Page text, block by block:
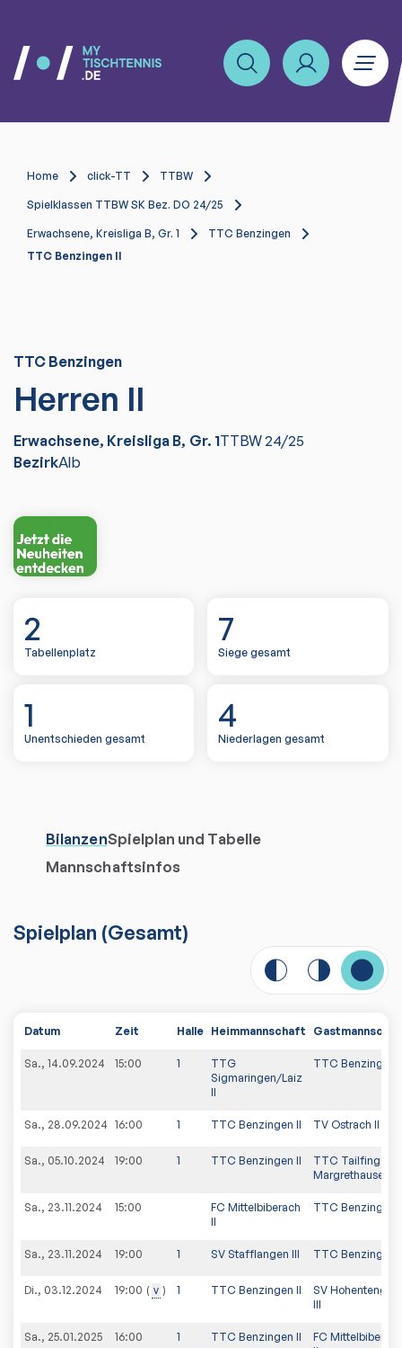
Home click-TT TTBW
Spielklassen TTBW SK Bez. DO 24/25
Erwachsene, Kreisliga B, Gr. 1
TTC Benzingen
TTC Benzingen II
TTC Benzingen
Herren II
Erwachsene, Kreisliga B, Gr. 1TTBW24/25
BezirkAlb
2
Tabellenplatz
7
Siege gesamt
1
Unentschieden gesamt
4
Niederlagen gesamt
BilanzenSpielplan und Tabelle
Mannschaftsinfos
Spielplan (Gesamt)
Datum Zeit Halle Heimmannschaft
Sa., 14.09.2024 15:00 1
TTG
Sigmaringen/Laiz
II
TTC Benzingen
Sa., 28.09.2024 16:00 1 TTC Benzingen II TV Ostrach II
Sa., 05.10.2024 19:00 1 TTC Benzingen II
TTC Tailfingen-
Margrethausen IV
Sa., 23.11.2024 15:00
FC Mittelbiberach
II
TTC Benzingen
Sa., 23.11.2024 19:00 1 SV Stafflangen III TTC Benzingen
Di., 03.12.2024 19:00 v 1 TTC Benzingen II
SV Hohentengen
III
Sa., 25.01.2025 16:00 1 TTC Benzingen II
FC Mittelbiberach